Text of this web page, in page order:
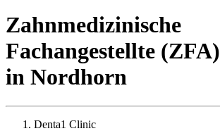
Zahnmedizinische
Fachangestellte (ZFA)
in Nordhorn
Denta1 Clinic